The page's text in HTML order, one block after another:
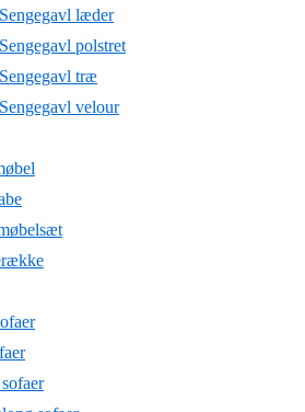
Sengegavl læder
Sengegavl polstret
Sengegavl træ
Sengegavl velour